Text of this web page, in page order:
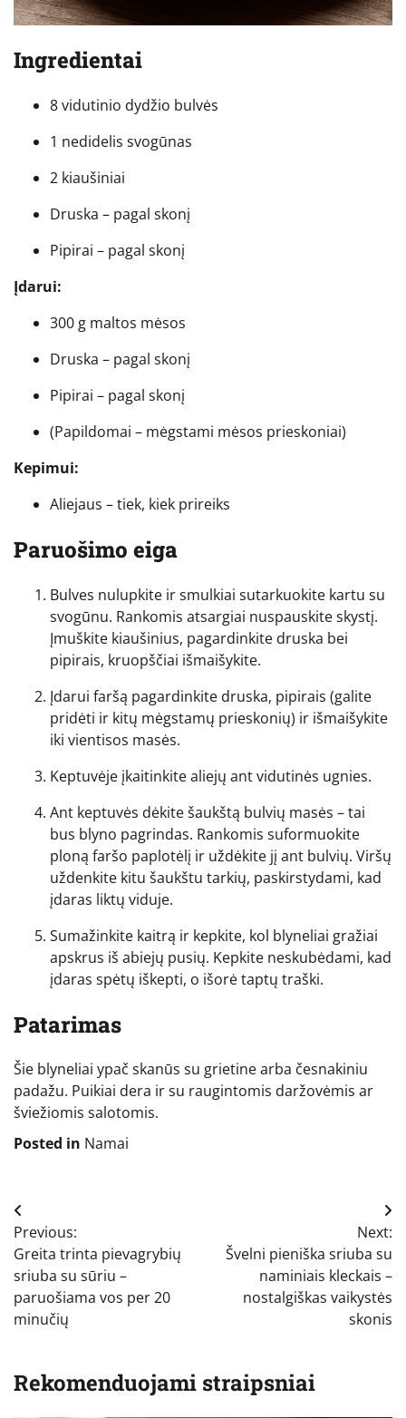
Ingredientai
8 vidutinio dydžio bulvės
1 nedidelis svogūnas
2 kiaušiniai
Druska – pagal skonį
Pipirai – pagal skonį
Įdarui:
300 g maltos mėsos
Druska – pagal skonį
Pipirai – pagal skonį
(Papildomai – mėgstami mėsos prieskoniai)
Kepimui:
Aliejaus – tiek, kiek prireiks
Paruošimo eiga
Bulves nulupkite ir smulkiai sutarkuokite kartu su
svogūnu. Rankomis atsargiai nuspauskite skystį.
Įmuškite kiaušinius, pagardinkite druska bei
pipirais, kruopščiai išmaišykite.
Įdarui faršą pagardinkite druska, pipirais (galite
pridėti ir kitų mėgstamų prieskonių) ir išmaišykite
iki vientisos masės.
Keptuvėje įkaitinkite aliejų ant vidutinės ugnies.
Ant keptuvės dėkite šaukštą bulvių masės – tai
bus blyno pagrindas. Rankomis suformuokite
ploną faršo paplotėlį ir uždėkite jį ant bulvių. Viršų
uždenkite kitu šaukštu tarkių, paskirstydami, kad
įdaras liktų viduje.
Sumažinkite kaitrą ir kepkite, kol blyneliai gražiai
apskrus iš abiejų pusių. Kepkite neskubėdami, kad
įdaras spėtų iškepti, o išorė taptų traški.
Patarimas
Šie blyneliai ypač skanūs su grietine arba česnakiniu
padažu. Puikiai dera ir su raugintomis daržovėmis ar
šviežiomis salotomis.
Posted in Namai
Navigacija
tarp
įrašų
Previous:
Greita trinta pievagrybių
sriuba su sūriu –
paruošiama vos per 20
minučių
Next:
Švelni pieniška sriuba su
naminiais kleckais –
nostalgiškas vaikystės
skonis
Rekomenduojami straipsniai